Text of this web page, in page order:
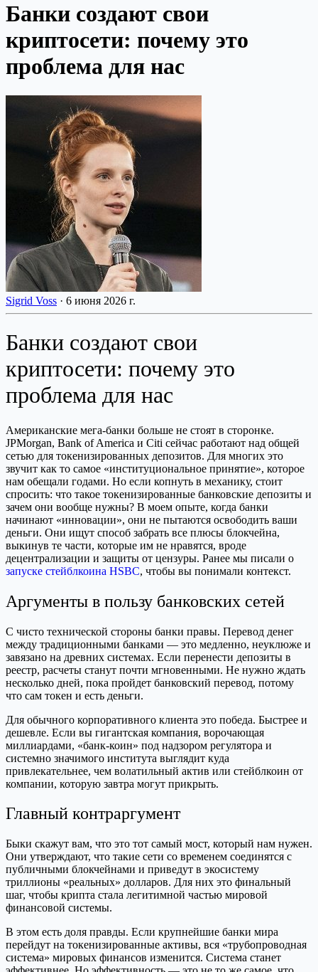
Банки создают свои
криптосети: почему это
проблема для нас
Sigrid Voss · 6 июня 2026 г.
Банки создают свои
криптосети: почему это
проблема для нас
Американские мега-банки больше не стоят в сторонке.
JPMorgan, Bank of America и Citi сейчас работают над общей
сетью для токенизированных депозитов. Для многих это
звучит как то самое «институциональное принятие», которое
нам обещали годами. Но если копнуть в механику, стоит
спросить: что такое токенизированные банковские депозиты и
зачем они вообще нужны? В моем опыте, когда банки
начинают «инновации», они не пытаются освободить ваши
деньги. Они ищут способ забрать все плюсы блокчейна,
выкинув те части, которые им не нравятся, вроде
децентрализации и защиты от цензуры. Ранее мы писали о
запуске стейблкоина HSBC, чтобы вы понимали контекст.
Аргументы в пользу банковских сетей
С чисто технической стороны банки правы. Перевод денег
между традиционными банками — это медленно, неуклюже и
завязано на древних системах. Если перенести депозиты в
реестр, расчеты станут почти мгновенными. Не нужно ждать
несколько дней, пока пройдет банковский перевод, потому
что сам токен и есть деньги.
Для обычного корпоративного клиента это победа. Быстрее и
дешевле. Если вы гигантская компания, ворочающая
миллиардами, «банк-коин» под надзором регулятора и
системно значимого института выглядит куда
привлекательнее, чем волатильный актив или стейблкоин от
компании, которую завтра могут прикрыть.
Главный контраргумент
Быки скажут вам, что это тот самый мост, который нам нужен.
Они утверждают, что такие сети со временем соединятся с
публичными блокчейнами и приведут в экосистему
триллионы «реальных» долларов. Для них это финальный
шаг, чтобы крипта стала легитимной частью мировой
финансовой системы.
В этом есть доля правды. Если крупнейшие банки мира
перейдут на токенизированные активы, вся «трубопроводная
система» мировых финансов изменится. Система станет